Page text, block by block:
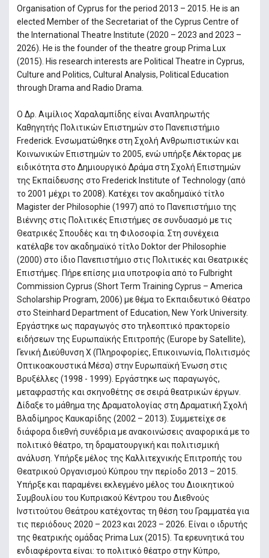
Organisation of Cyprus for the period 2013 – 2015. He is an
elected Member of the Secretariat of the Cyprus Centre of
the International Theatre Institute (2020 – 2023 and 2023 –
2026). He is the founder of the theatre group Prima Lux
(2015). His research interests are Political Theatre in Cyprus,
Culture and Politics, Cultural Analysis, Political Education
through Drama and Radio Drama.
Ο Δρ. Αιμίλιος Χαραλαμπίδης είναι Αναπληρωτής
Καθηγητής Πολιτικών Επιστημών στο Πανεπιστήμιο
Frederick. Ενσωματώθηκε στη Σχολή Ανθρωπιστικών και
Κοινωνικών Επιστημών το 2005, ενώ υπήρξε Λέκτορας με
ειδικότητα στο Δημιουργικό Δράμα στη Σχολή Επιστημών
της Εκπαίδευσης στο Frederick Institute of Technology (από
το 2001 μέχρι το 2008). Κατέχει τον ακαδημαϊκό τίτλο
Magister der Philosophie (1997) από το Πανεπιστήμιο της
Βιέννης στις Πολιτικές Επιστήμες σε συνδυασμό με τις
Θεατρικές Σπουδές και τη Φιλοσοφία. Στη συνέχεια
κατέλαβε τον ακαδημαϊκό τίτλο Doktor der Philosophie
(2000) στο ίδιο Πανεπιστήμιο στις Πολιτικές και Θεατρικές
Επιστήμες. Πήρε επίσης μια υποτροφία από το Fulbright
Commission Cyprus (Short Term Training Cyprus – America
Scholarship Program, 2006) με θέμα το Εκπαιδευτικό Θέατρο
στο Steinhard Department of Education, New York University.
Εργάστηκε ως παραγωγός στο τηλεοπτικό πρακτορείο
ειδήσεων της Ευρωπαϊκής Επιτροπής (Europe by Satellite),
Γενική Διεύθυνση X (Πληροφορίες, Επικοινωνία, Πολιτισμός
Οπτικοακουστικά Μέσα) στην Ευρωπαϊκή Ένωση στις
Βρυξέλλες (1998 - 1999). Εργάστηκε ως παραγωγός,
μεταφραστής και σκηνοθέτης σε σειρά θεατρικών έργων.
Δίδαξε το μάθημα της Δραματολογίας στη Δραματική Σχολή
Βλαδίμηρος Καυκαρίδης (2002 – 2013). Συμμετείχε σε
διάφορα διεθνή συνέδρια με ανακοινώσεις αναφορικά με το
πολιτικό θέατρο, τη δραματουργική και πολιτισμική
ανάλυση. Υπήρξε μέλος της Καλλιτεχνικής Επιτροπής του
Θεατρικού Οργανισμού Κύπρου την περίοδο 2013 – 2015.
Υπήρξε και παραμένει εκλεγμένο μέλος του Διοικητικού
Συμβουλίου του Κυπριακού Κέντρου του Διεθνούς
Ινστιτούτου Θεάτρου κατέχοντας τη θέση του Γραμματέα για
τις περιόδους 2020 – 2023 και 2023 – 2026. Είναι ο ιδρυτής
της θεατρικής ομάδας Prima Lux (2015). Τα ερευνητικά του
ενδιαφέροντα είναι: το πολιτικό θέατρο στην Κύπρο,